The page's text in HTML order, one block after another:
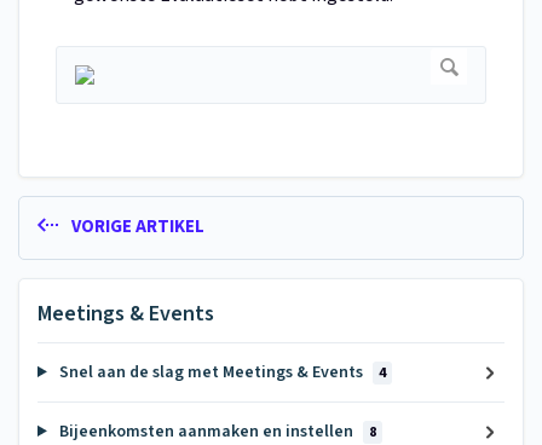
VORIGE ARTIKEL
Meetings & Events
Snel aan de slag met Meetings & Events 4
Bijeenkomsten aanmaken en instellen 8